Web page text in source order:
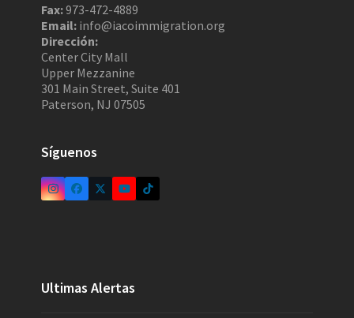
Fax:973-472-4889
Email: info@iacoimmigration.org
Dirección:
Center City Mall
Upper Mezzanine
301 Main Street, Suite 401
Paterson, NJ 07505
Síguenos
Ultimas Alertas